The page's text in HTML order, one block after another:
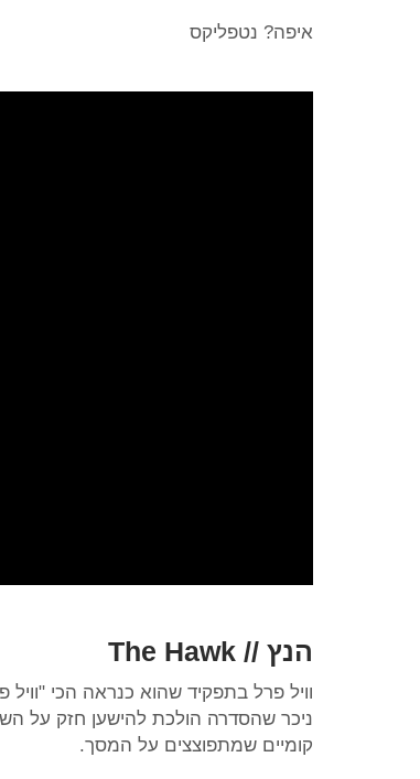
איפה? נטפליקס
הנץ // The Hawk
וויל פרל בתפקיד שהוא כנראה הכי
ניכר שהסדרה הולכת להישען חזק על
קומיים שמתפוצצים על המסך.